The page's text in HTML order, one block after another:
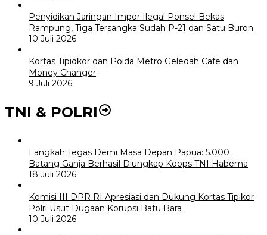
Penyidikan Jaringan Impor Ilegal Ponsel Bekas
Rampung, Tiga Tersangka Sudah P-21 dan Satu Buron
10 Juli 2026
Kortas Tipidkor dan Polda Metro Geledah Cafe dan
Money Changer
9 Juli 2026
TNI & POLRI
Langkah Tegas Demi Masa Depan Papua: 5.000
Batang Ganja Berhasil Diungkap Koops TNI Habema
18 Juli 2026
Komisi III DPR RI Apresiasi dan Dukung Kortas Tipikor
Polri Usut Dugaan Korupsi Batu Bara
10 Juli 2026